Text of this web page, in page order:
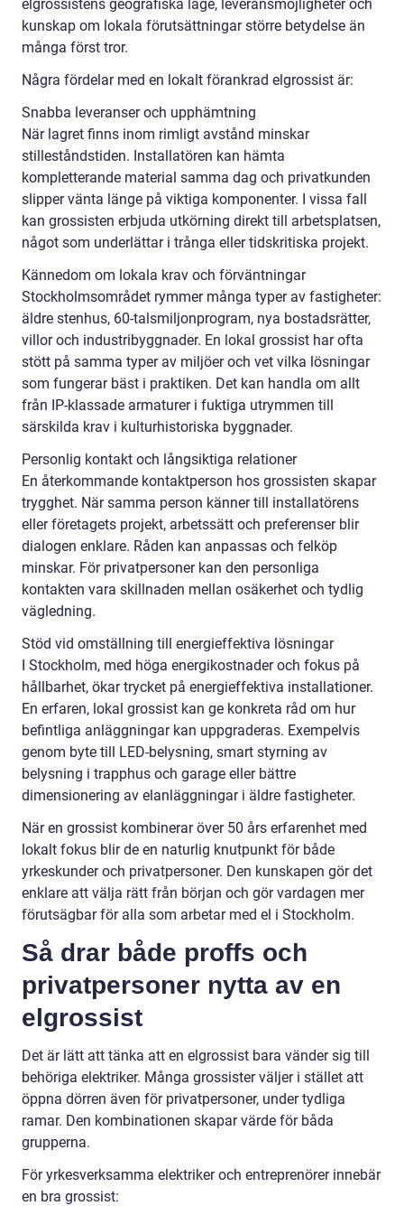
elgrossistens geografiska läge, leveransmöjligheter och
kunskap om lokala förutsättningar större betydelse än
många först tror.
Några fördelar med en lokalt förankrad elgrossist är:
Snabba leveranser och upphämtning
När lagret finns inom rimligt avstånd minskar
stilleståndstiden. Installatören kan hämta
kompletterande material samma dag och privatkunden
slipper vänta länge på viktiga komponenter. I vissa fall
kan grossisten erbjuda utkörning direkt till arbetsplatsen,
något som underlättar i trånga eller tidskritiska projekt.
Kännedom om lokala krav och förväntningar
Stockholmsområdet rymmer många typer av fastigheter:
äldre stenhus, 60-talsmiljonprogram, nya bostadsrätter,
villor och industribyggnader. En lokal grossist har ofta
stött på samma typer av miljöer och vet vilka lösningar
som fungerar bäst i praktiken. Det kan handla om allt
från IP-klassade armaturer i fuktiga utrymmen till
särskilda krav i kulturhistoriska byggnader.
Personlig kontakt och långsiktiga relationer
En återkommande kontaktperson hos grossisten skapar
trygghet. När samma person känner till installatörens
eller företagets projekt, arbetssätt och preferenser blir
dialogen enklare. Råden kan anpassas och felköp
minskar. För privatpersoner kan den personliga
kontakten vara skillnaden mellan osäkerhet och tydlig
vägledning.
Stöd vid omställning till energieffektiva lösningar
I Stockholm, med höga energikostnader och fokus på
hållbarhet, ökar trycket på energieffektiva installationer.
En erfaren, lokal grossist kan ge konkreta råd om hur
befintliga anläggningar kan uppgraderas. Exempelvis
genom byte till LED-belysning, smart styrning av
belysning i trapphus och garage eller bättre
dimensionering av elanläggningar i äldre fastigheter.
När en grossist kombinerar över 50 års erfarenhet med
lokalt fokus blir de en naturlig knutpunkt för både
yrkeskunder och privatpersoner. Den kunskapen gör det
enklare att välja rätt från början och gör vardagen mer
förutsägbar för alla som arbetar med el i Stockholm.
Så drar både proffs och
privatpersoner nytta av en
elgrossist
Det är lätt att tänka att en elgrossist bara vänder sig till
behöriga elektriker. Många grossister väljer i stället att
öppna dörren även för privatpersoner, under tydliga
ramar. Den kombinationen skapar värde för båda
grupperna.
För yrkesverksamma elektriker och entreprenörer innebär
en bra grossist: